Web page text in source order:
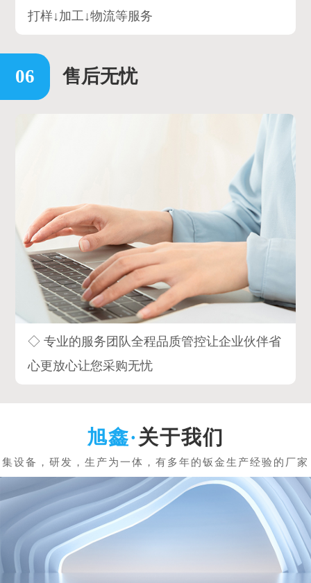
打样↓加工↓物流等服务
售后无忧
◇ 专业的服务团队全程品质管控让企业伙伴省
心更放心让您采购无忧
关于我们